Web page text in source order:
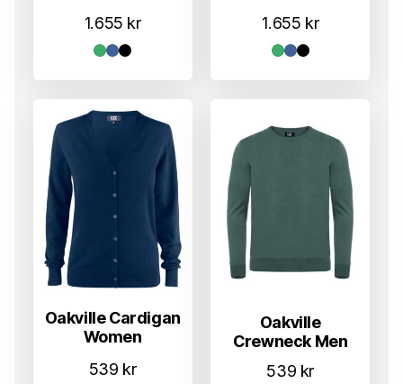
1.655 kr
1.655 kr
Oakville Cardigan
Women
539 kr
Oakville
Crewneck Men
539 kr